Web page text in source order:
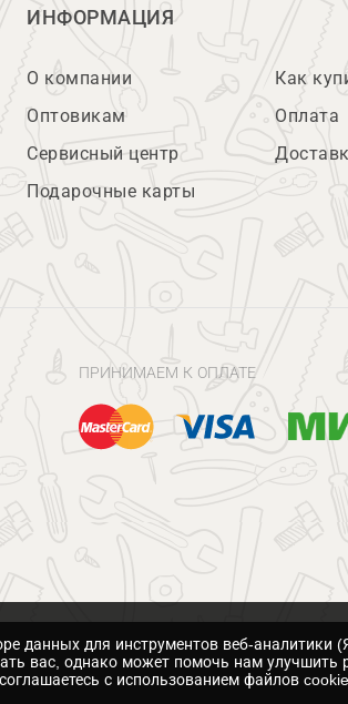
ИНФОРМАЦИЯ
О компании
Оптовикам
Сервисный центр
Подарочные карты
Как
Оплата
ПРИНИМАЕМ К ОПЛАТЕ
данных для инструментов веб-
вас, однако может помочь нам улучшить
с использованием файлов cookie.